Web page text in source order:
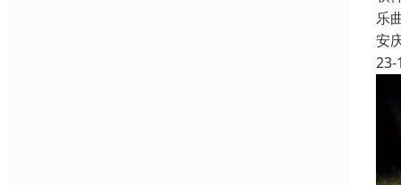
乐
安
23-